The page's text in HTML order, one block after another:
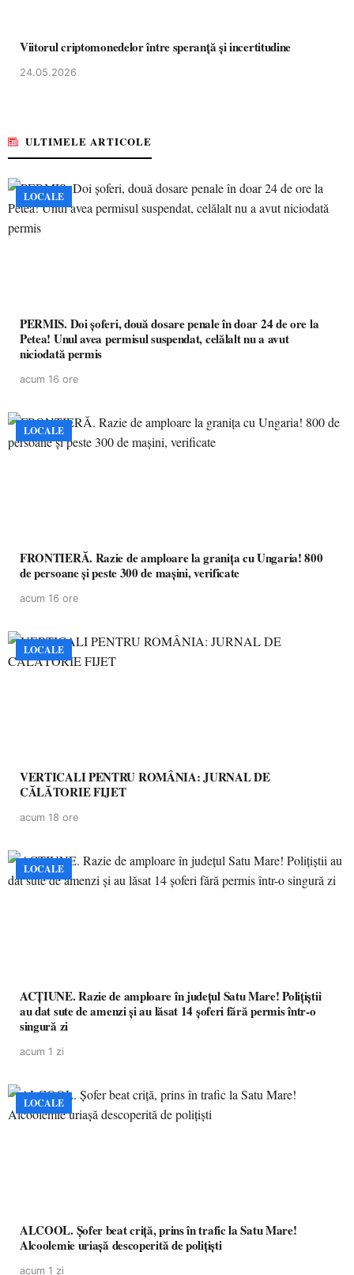
Viitorul criptomonedelor între speranță și incertitudine
24.05.2026
ULTIMELE ARTICOLE
LOCALE
PERMIS. Doi șoferi, două dosare penale în doar 24 de ore la
Petea! Unul avea permisul suspendat, celălalt nu a avut
niciodată permis
acum 16 ore
LOCALE
FRONTIERĂ. Razie de amploare la granița cu Ungaria! 800
de persoane și peste 300 de mașini, verificate
acum 16 ore
LOCALE
VERTICALI PENTRU ROMÂNIA: JURNAL DE
CĂLĂTORIE FIJET
acum 18 ore
LOCALE
ACȚIUNE. Razie de amploare în județul Satu Mare! Polițiștii
au dat sute de amenzi și au lăsat 14 șoferi fără permis într-o
singură zi
acum 1 zi
LOCALE
ALCOOL. Șofer beat criță, prins în trafic la Satu Mare!
Alcoolemie uriașă descoperită de polițiști
acum 1 zi